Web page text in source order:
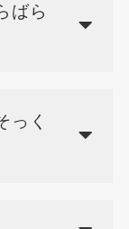
ばら
っく